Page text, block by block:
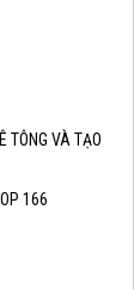
TÔNG VÀ TẠO
166